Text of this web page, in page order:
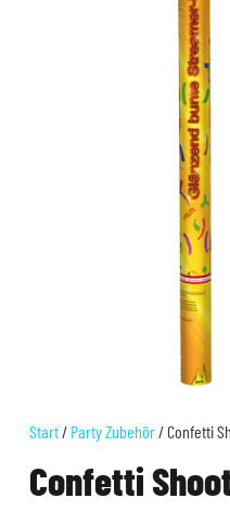
Start/ Party Zubehör/ Confetti
Confetti